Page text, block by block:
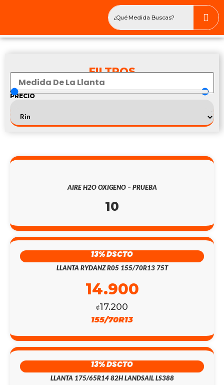
FILTROS
PRECIO
AIRE H2O OXIGENO – PRUEBA
10
13% DSCTO
LLANTA RYDANZ R05 155/70R13 75T
₡17.200
14.900
155/70R13
13% DSCTO
LLANTA 175/65R14 82H LANDSAIL LS388